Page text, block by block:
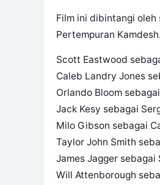
Film ini dibintangi oleh
Pertempuran
Scott Eastwood
Caleb Landry Jones
Orlando Bloom
Jack Kesy sebagai
Milo Gibson sebagai
Taylor John Smith
James Jagger
Will Attenborough